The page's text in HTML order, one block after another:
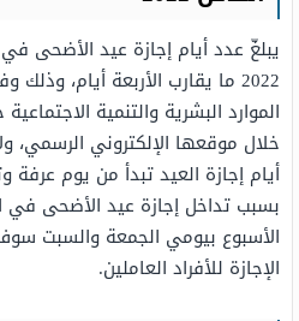
يبلغّ عدد أيام إجازة عيد الأضحى
2022 ما يقارب الأربعة أيام،
الموارد البشرية والتنمية
خلال موقعها الإلكتروني الرسمي،
أيام إجازة العيد تبدأ من يوم عرفة
بسبب تداخل إجازة عيد الأضحى في
الأسبوع بيومي الجمعة والسبت
الإجازة للأفراد العاملين.